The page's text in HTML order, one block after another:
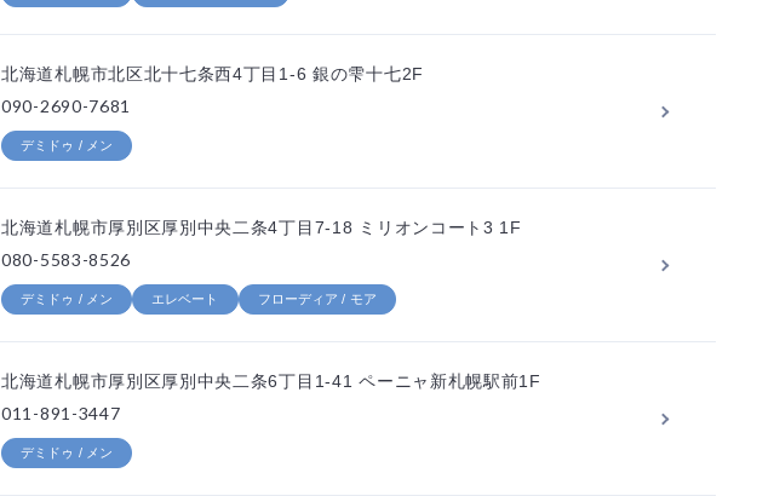
北海道札幌市北区北十七条西4丁目1-6 銀の雫十七2F
090-2690-7681
デミドゥ / メン
北海道札幌市厚別区厚別中央二条4丁目7-18 ミリオンコート3 1F
080-5583-8526
デミドゥ / メン エレベート フローディア / モア
北海道札幌市厚別区厚別中央二条6丁目1-41 ペーニャ新札幌駅前1F
011-891-3447
デミドゥ / メン